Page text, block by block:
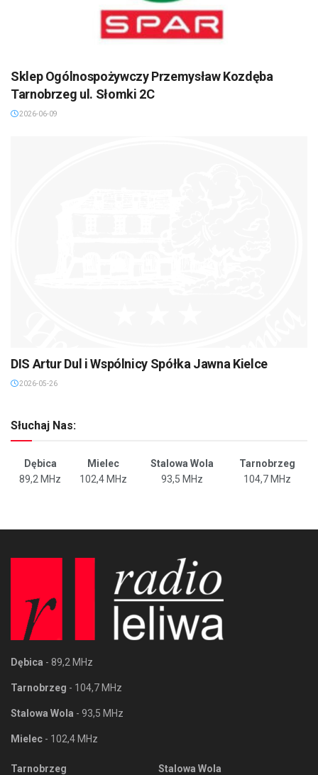
Sklep Ogólnospożywczy Przemysław Kozdęba
Tarnobrzeg ul. Słomki 2C
2026-06-09
DIS Artur Dul i Wspólnicy Spółka Jawna Kielce
2026-05-26
Słuchaj Nas:
Dębica Mielec Stalowa Wola
Tarnobrzeg
89,2 MHz
102,4 MHz 93,5 MHz 104,7 MHz
Dębica - 89,2 MHz
Tarnobrzeg - 104,7 MHz
Stalowa Wola - 93,5 MHz
Mielec - 102,4 MHz
Tarnobrzeg Stalowa Wola